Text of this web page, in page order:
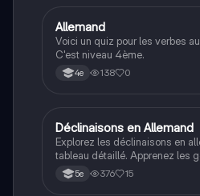
AAllemand
Allemand
Voici un quiz pour les verbes
C'est niveau 4ème.
4e 138 0
Allemand
Déclinaisons en Allemand
Explorez les déclinaisons en
tableau détaillé. Apprenez les
féminin, neutre) et les cas
génitif) pour les articles et les
5e 376 15